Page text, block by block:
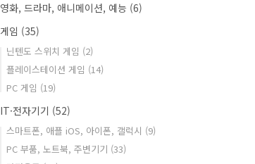
영화, 드라마, 애니메이션, 예능 (6)
게임 (35)
닌텐도 스위치 게임 (2)
플레이스테이션 게임 (14)
PC 게임 (19)
IT·전자기기 (52)
스마트폰, 애플 iOS, 아이폰, 갤럭시 (9)
PC 부품, 노트북, 주변기기 (33)